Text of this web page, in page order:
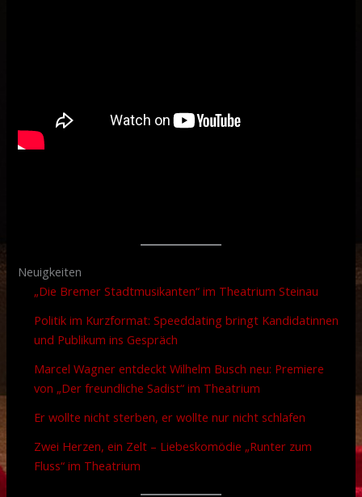
Neuigkeiten
„Die Bremer Stadtmusikanten“ im Theatrium Steinau
Politik im Kurzformat: Speeddating bringt Kandidatinnen
und Publikum ins Gespräch
Marcel Wagner entdeckt Wilhelm Busch neu: Premiere
von „Der freundliche Sadist“ im Theatrium
Er wollte nicht sterben, er wollte nur nicht schlafen
Zwei Herzen, ein Zelt – Liebeskomödie „Runter zum
Fluss“ im Theatrium